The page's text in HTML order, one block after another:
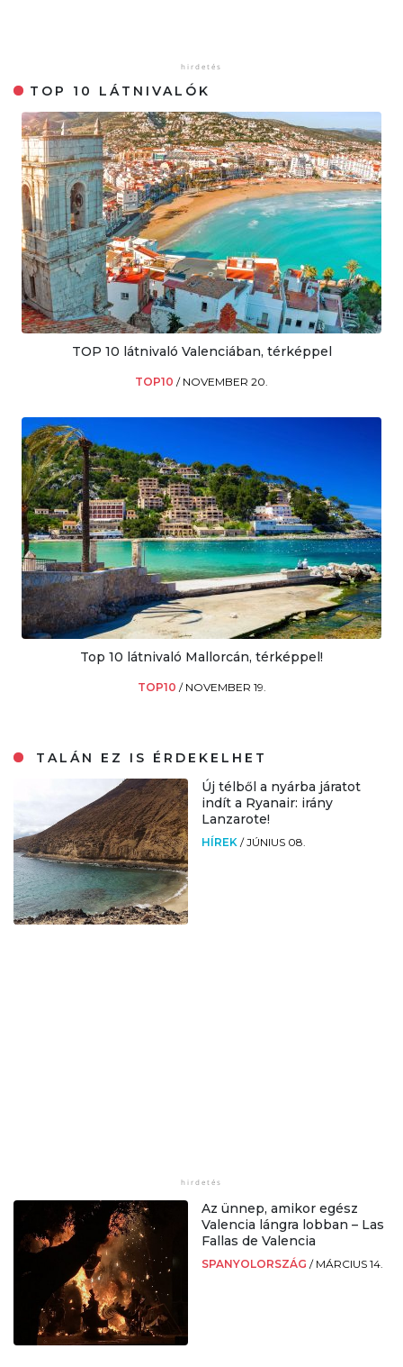
TOP 10 LÁTNIVALÓK
TOP 10 látnivaló Valenciában, térképpel
TOP10 / NOVEMBER 20.
Top 10 látnivaló Mallorcán, térképpel!
TOP10 / NOVEMBER 19.
TALÁN EZ IS ÉRDEKELHET
Új télből a nyárba járatot
indít a Ryanair: irány
Lanzarote!
HÍREK /JÚNIUS 08.
Az ünnep, amikor egész
Valencia lángra lobban – Las
Fallas de Valencia
SPANYOLORSZÁG / MÁRCIUS 14.